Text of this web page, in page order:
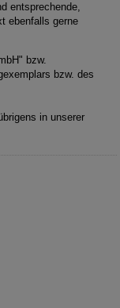
entsprechende,
ebenfalls gerne
bzw.
bzw. des
in unserer